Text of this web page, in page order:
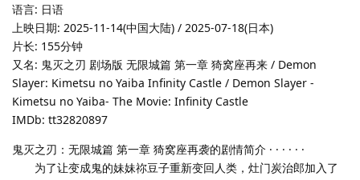
语言: 日语
上映日期: 2025-11-14(中国大陆) / 2025-07-18(日本)
片长: 155分钟
又名: 鬼灭之刃 剧场版 无限城篇 第一章 猗窝座再来 / Demon
Slayer: Kimetsu no Yaiba Infinity Castle / Demon Slayer -
Kimetsu no Yaiba- The Movie: Infinity Castle
IMDb: tt32820897
鬼灭之刃：无限城篇 第一章 猗窝座再袭的剧情简介 · · · · · ·
为了让变成鬼的妹妹祢豆子重新变回人类，灶门炭治郎加入了